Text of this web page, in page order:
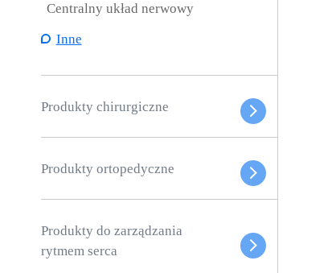
Centralny układ nerwowy
Inne
Produkty chirurgiczne
Produkty ortopedyczne
Produkty do zarządzania
rytmem serca